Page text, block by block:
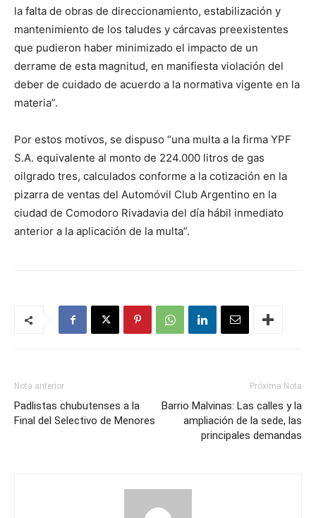
la falta de obras de direccionamiento, estabilización y
mantenimiento de los taludes y cárcavas preexistentes
que pudieron haber minimizado el impacto de un
derrame de esta magnitud, en manifiesta violación del
deber de cuidado de acuerdo a la normativa vigente en la
materia”.
Por estos motivos, se dispuso “una multa a la firma YPF
S.A. equivalente al monto de 224.000 litros de gas
oilgrado tres, calculados conforme a la cotización en la
pizarra de ventas del Automóvil Club Argentino en la
ciudad de Comodoro Rivadavia del día hábil inmediato
anterior a la aplicación de la multa”.
Nota anterior
Padlistas chubutenses a la
Final del Selectivo de Menores
Próxima Nota
Barrio Malvinas: Las calles y la
ampliación de la sede, las
principales demandas